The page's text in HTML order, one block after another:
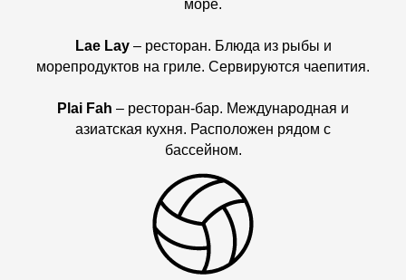
море.
Lae Lay– ресторан. Блюда из рыбы и
морепродуктов на гриле. Сервируются чаепития.
Plai Fah – ресторан-бар. Международная и
азиатская кухня. Расположен рядом с
бассейном.